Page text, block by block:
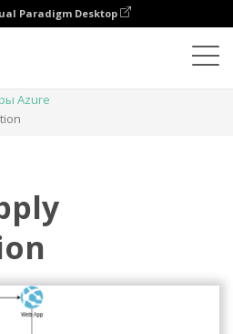
Paradigm Desktop
Azure